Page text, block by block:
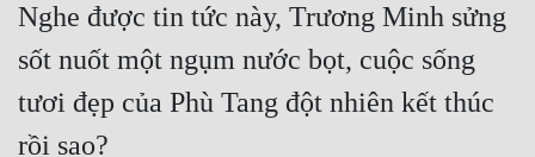
Tu Chân
Tu Tiên
Nghe được tin tức này, Trương Minh sửng
sốt nuốt một ngụm nước bọt, cuộc sống
tươi đẹp của Phù Tang đột nhiên kết thúc
rồi sao?